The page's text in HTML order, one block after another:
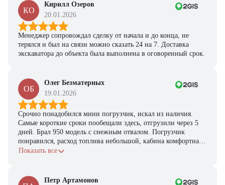
КО
Кирилл Озеров
20.01.2026
Менеджер сопровождал сделку от начала и до конца, не
терялся и был на связи можно сказать 24 на 7. Доставка
экскаватора до объекта была выполнена в оговоренный срок.
ОБ
Олег Безматерных
19.01.2026
Срочно понадобился мини погрузчик, искал из наличия.
Самые короткие сроки пообещали здесь, отгрузили через 5
дней. Брал 950 модель с снежным отвалом. Погрузчик
понравился, расход топлива небольшой, кабина комфортная,
с задачами справляется.
Показать все
Петр Артамонов